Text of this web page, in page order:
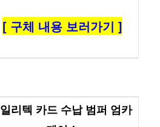
[ 구체 내용 보러가기 ]
리텍 카드 수납 범퍼 엄카